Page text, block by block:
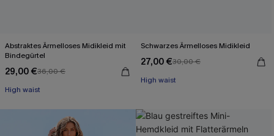
Abstraktes Ärmelloses Midikleid mit
Bindegürtel
29,00 €36,00 €
High waist
Schwarzes Ärmelloses Midikleid
27,00 €30,00 €
Mit Gratis-Maßband
High waist